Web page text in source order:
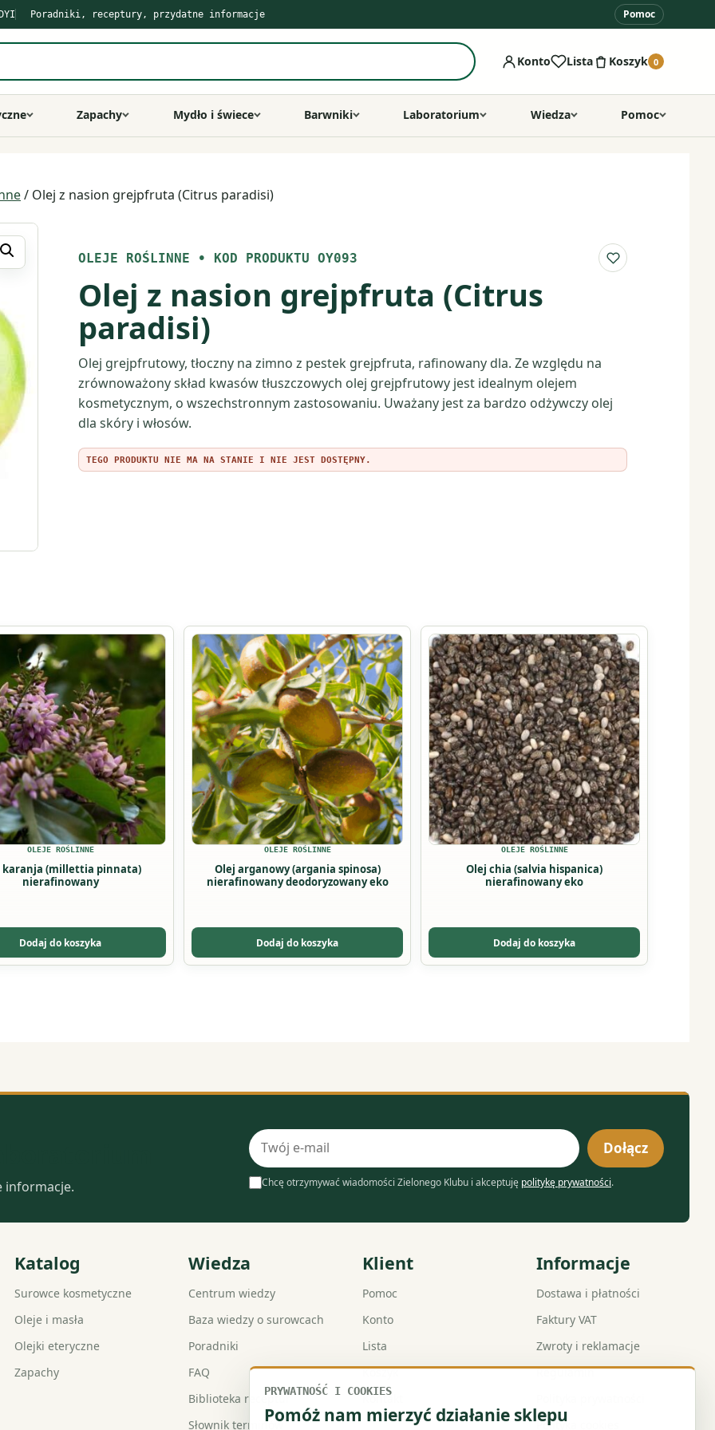
Poradniki, receptury, przydatne informacje Pomoc
Konto Lista Koszyk 0
Zapachy Mydło i świece Barwniki Laboratorium Wiedza Pomoc
/ Olej z nasion grejpfruta (Citrus paradisi)
OLEJE ROŚLINNE • KOD PRODUKTU OY093 Do listy
Olej z nasion grejpfruta (Citrus
paradisi)
Olej grejpfrutowy, tłoczny na zimno z pestek grejpfruta, rafinowany dla. Ze względu na
zrównoważony skład kwasów tłuszczowych olej grejpfrutowy jest idealnym olejem
kosmetycznym, o wszechstronnym zastosowaniu. Uważany jest za bardzo odżywczy olej
dla skóry i włosów.
TEGO PRODUKTU NIE MA NA STANIE I NIE JEST DOSTĘPNY.
OLEJE ROŚLINNE
karanja (millettia pinnata)
nierafinowany
Dodaj do koszyka
OLEJE ROŚLINNE
Olej arganowy (argania spinosa)
nierafinowany deodoryzowany eko
Dodaj do koszyka
Ten
produkt
ma
wiele
wariantów.
Opcje
można
wybrać
na
stronie
produktu
OLEJE ROŚLINNE
Olej chia (salvia hispanica)
nierafinowany eko
Dodaj do koszyka
informacje.
Adres
e-
mail
Dołącz
Chcę otrzymywać wiadomości Zielonego Klubu i akceptuję politykę prywatności.
Katalog
Surowce kosmetyczne
Oleje i masła
Olejki eteryczne
Zapachy
Wiedza
Centrum wiedzy
Baza wiedzy o surowcach
Poradniki
FAQ
Biblioteka receptur
Słownik terminów
Klient
Pomoc
Konto
Lista
Koszyk
Kontakt
Informacje
Dostawa i płatności
Faktury VAT
Zwroty i reklamacje
Regulamin
Polityka cookies
PRYWATNOŚĆ I COOKIES
Pomóż nam mierzyć działanie sklepu